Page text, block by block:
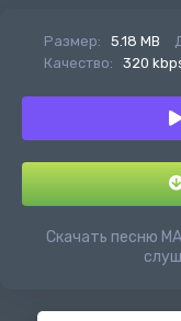
Размер: 5.18 MB
Качество:
320
Скачать песню